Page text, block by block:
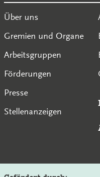
Über uns
Gremien und Organe
Arbeitsgruppen
Förderungen
Presse
Stellenanzeigen